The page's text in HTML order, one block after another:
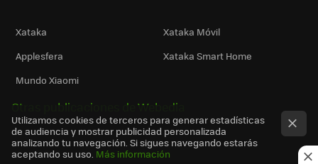
Xataka
Xataka Móvil
Applesfera
Xataka Smart Home
Mundo Xiaomi
Otras publicaciones de Webedia
Utilizamos cookies de terceros para generar estadísticas
de audiencia y mostrar publicidad personalizada
analizando tu navegación. Si sigues navegando estarás
aceptando su uso. Más información